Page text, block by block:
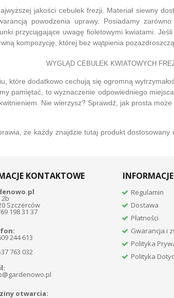
jakości cebulek frezji. Materiał siewny
powodzenia uprawy. Posiadamy
przyciągające uwagę fioletowymi kwiatami.
kompozycję, której bez wątpienia
WYGLĄD CEBULEK KWIATOWYCH
które dodatkowo cechują się ogromną
pamiętać, to wyznaczenie odpowiedniego
Nie wierzysz? Sprawdź, jak prosta
że każdy znajdzie tutaj produkt
KONTAKTOWE
Szczerców
198 31 37
244 613
763 032
otwarcia:
Regulamin
Dostawa
Płatności
Gwarancja i
Polityka
Polityka